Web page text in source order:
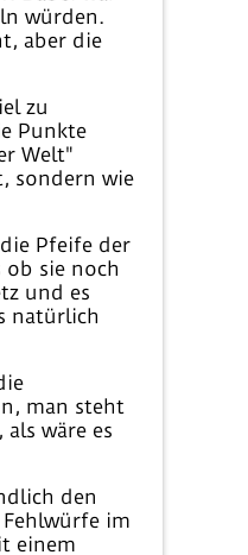
würden.
aber die
zu
Punkte
Welt"
sondern wie
Pfeife der
sie noch
und es
natürlich
man steht
wäre es
den
im
einem